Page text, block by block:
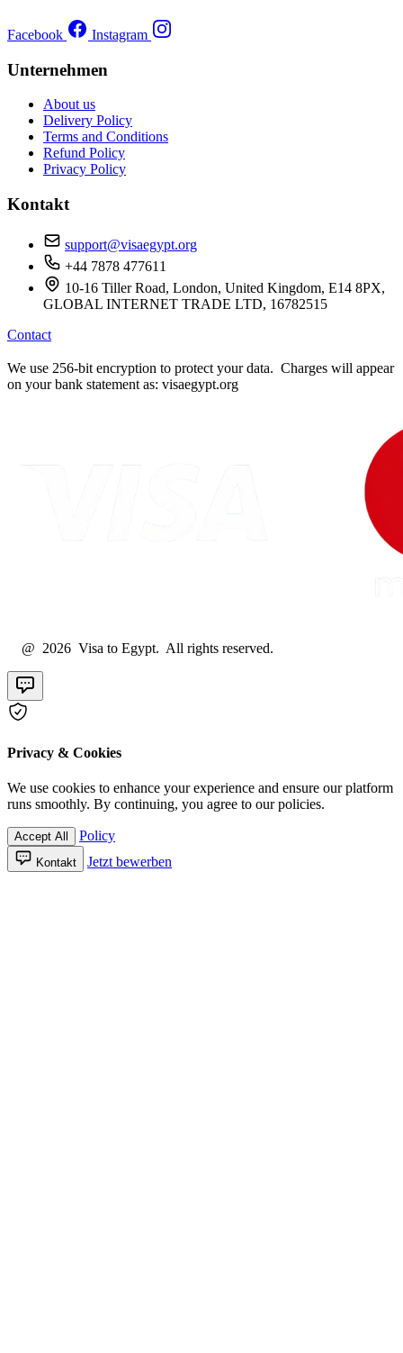
Facebook Instagram
Unternehmen
About us
Delivery Policy
Terms and Conditions
Refund Policy
Privacy Policy
Kontakt
support@visaegypt.org
+44 7878 477611
10-16 Tiller Road, London, United Kingdom, E14 8PX,
GLOBAL INTERNET TRADE LTD, 16782515
Contact
We use 256-bit encryption to protect your data. Charges will appear
on your bank statement as: visaegypt.org
@ 2026 Visa to Egypt. All rights reserved.
Privacy & Cookies
We use cookies to enhance your experience and ensure our platform
runs smoothly. By continuing, you agree to our policies.
Accept All Policy
Kontakt Jetzt bewerben